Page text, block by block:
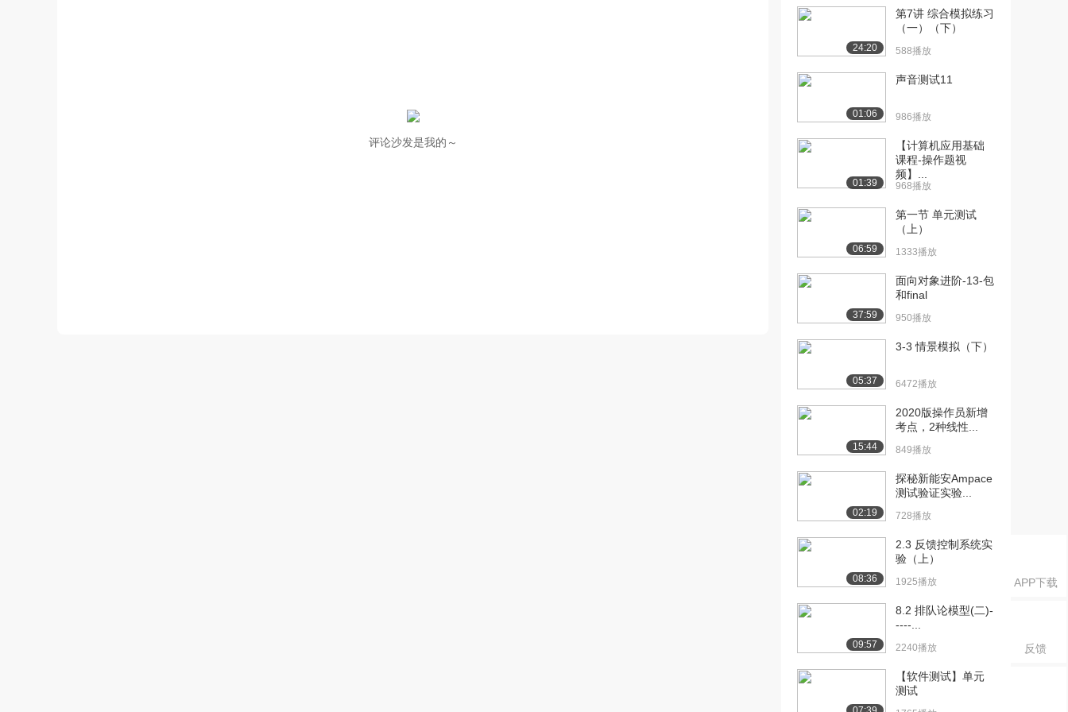
APP下载
反馈
评论沙发是我的～
Finis...
[13] S01E05 期末测试
Final...
[14] S01E05 期末测试
Final...
1342播放
[15] S01E05 期末测试
1424播放
[16] 预告片-丘吉尔的秘密
683播放
24:20
第7讲 综合模拟练习
（一）（下）
588播放
01:06
声音测试11
986播放
01:39
【计算机应用基础
课程-操作题视
频】...
968播放
06:59
第一节 单元测试
（上）
1333播放
37:59
面向对象进阶-13-包
和final
950播放
05:37
3-3 情景模拟（下）
6472播放
15:44
2020版操作员新增
考点，2种线性...
849播放
02:19
探秘新能安Ampace
测试验证实验...
728播放
08:36
2.3 反馈控制系统实
验（上）
1925播放
09:57
8.2 排队论模型(二)-
----...
2240播放
【软件测试】单元
测试